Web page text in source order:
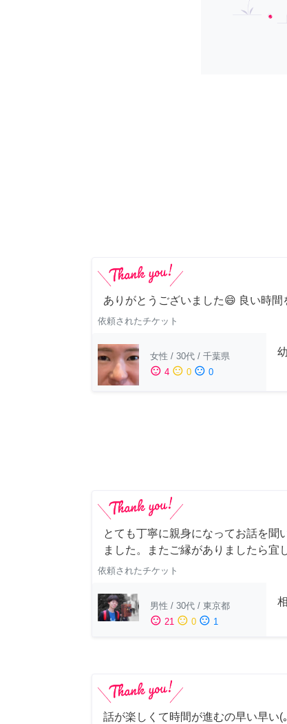
ありがとうございました😄 良い時
依頼されたチケット
女性 / 30代 / 千葉県
sentiment_satisfied 4 sentiment_neutral 0 sentiment_dissatisfied 0
とても丁寧に親身になってお話を聞
ました。またご縁がありましたら宜
依頼されたチケット
男性 / 30代 / 東京都
sentiment_satisfied 21 sentiment_neutral 0 sentiment_dissatisfied 1
話が楽しくて時間が進むの早い早い(